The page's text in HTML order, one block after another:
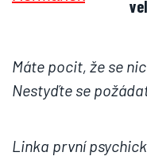
Máte pocit, že se
Nestyďte se
Linka první